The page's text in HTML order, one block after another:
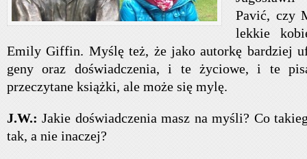
Pavić, czy
lekkie
Emily Giffin. Myślę też, że jako autorkę bardziej
geny oraz doświadczenia, i te życiowe, i te
przeczytane książki, ale może się mylę.
J.W.:Jakie doświadczenia masz na myśli? Co
tak, a nie inaczej?